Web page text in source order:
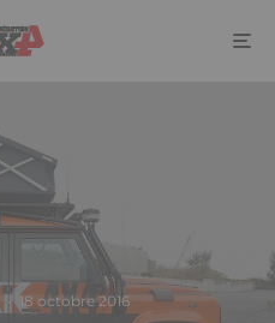
· 18 octobre 2016